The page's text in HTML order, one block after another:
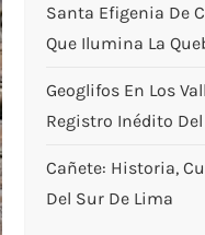
Santa Efigenia De
Que Ilumina La
Geoglifos En Los
Registro Inédito
Cañete: Historia,
Del Sur De Lima